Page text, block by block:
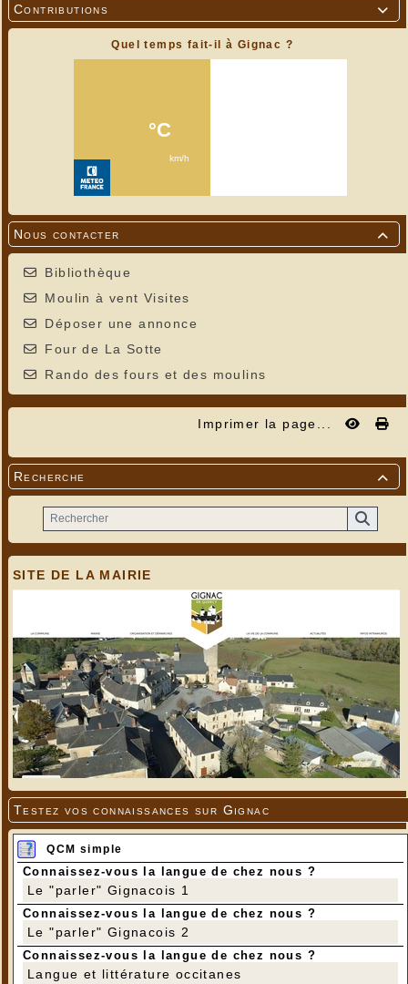

Contributions
Quel temps fait-il à Gignac ?

Nous contacter
Bibliothèque
Moulin à vent Visites
Déposer une annonce
Four de La Sotte
Rando des fours et des moulins
Imprimer la page...

Recherche
SITE DE LA MAIRIE
Testez vos connaissances sur Gignac
QCM simple
Connaissez-vous la langue de chez nous ?
Le "parler" Gignacois 1
Connaissez-vous la langue de chez nous ?
Le "parler" Gignacois 2
Connaissez-vous la langue de chez nous ?
Langue et littérature occitanes